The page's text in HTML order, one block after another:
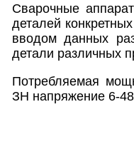
Сварочные
деталей
вводом данных
детали различных
Потребляемая
ЗН напряжение 6-